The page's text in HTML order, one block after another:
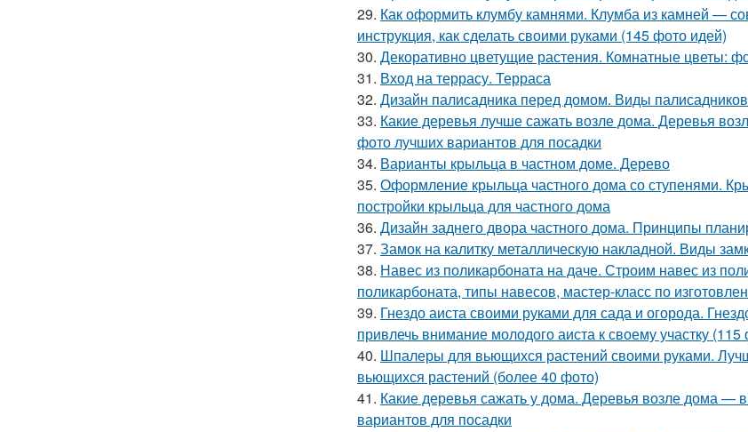
29. Как оформить клумбу камнями. Клумба из камней —
инструкция, как сделать своими руками (145 фото идей)
30. Декоративно цветущие растения. Комнатные цветы:
31. Вход на террасу. Терраса
32. Дизайн палисадника перед домом. Виды палисадников
33. Какие деревья лучше сажать возле дома. Деревья
фото лучших вариантов для посадки
34. Варианты крыльца в частном доме. Дерево
35. Оформление крыльца частного дома со ступенями.
постройки крыльца для частного дома
36. Дизайн заднего двора частного дома. Принципы
37. Замок на калитку металлическую накладной. Виды
38. Навес из поликарбоната на даче. Строим навес из
поликарбоната, типы навесов, мастер-класс по
39. Гнездо аиста своими руками для сада и огорода.
привлечь внимание молодого аиста к своему участку
40. Шпалеры для вьющихся растений своими руками.
вьющихся растений (более 40 фото)
41. Какие деревья сажать у дома. Деревья возле дома —
вариантов для посадки